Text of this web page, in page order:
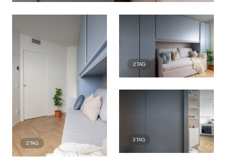
2TAG
2TAG
3TAG